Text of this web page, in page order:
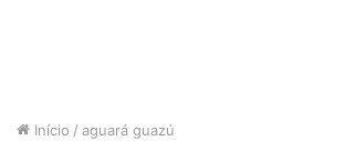
Início / aguará guazú